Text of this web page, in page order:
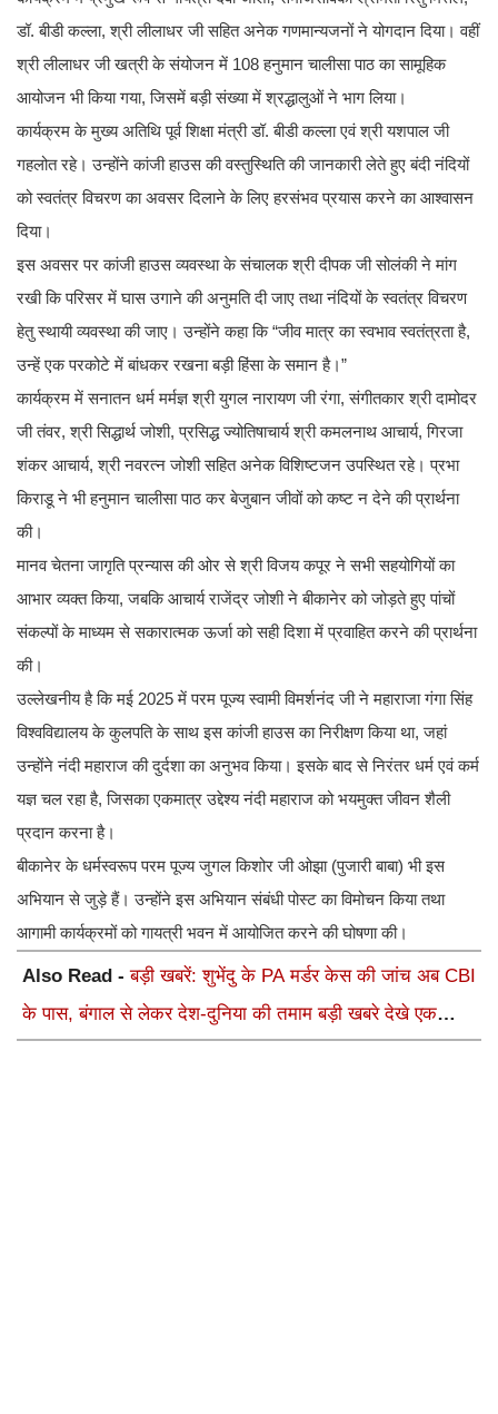
डॉ. बीडी कल्ला, श्री लीलाधर जी सहित अनेक गणमान्यजनों ने योगदान दिया। वहीं
श्री लीलाधर जी खत्री के संयोजन में 108 हनुमान चालीसा पाठ का सामूहिक
आयोजन भी किया गया, जिसमें बड़ी संख्या में श्रद्धालुओं ने भाग लिया।
कार्यक्रम के मुख्य अतिथि पूर्व शिक्षा मंत्री डॉ. बीडी कल्ला एवं श्री यशपाल जी
गहलोत रहे। उन्होंने कांजी हाउस की वस्तुस्थिति की जानकारी लेते हुए बंदी नंदियों
को स्वतंत्र विचरण का अवसर दिलाने के लिए हरसंभव प्रयास करने का आश्वासन
दिया।
इस अवसर पर कांजी हाउस व्यवस्था के संचालक श्री दीपक जी सोलंकी ने मांग
रखी कि परिसर में घास उगाने की अनुमति दी जाए तथा नंदियों के स्वतंत्र विचरण
हेतु स्थायी व्यवस्था की जाए। उन्होंने कहा कि “जीव मात्र का स्वभाव स्वतंत्रता है,
उन्हें एक परकोटे में बांधकर रखना बड़ी हिंसा के समान है।”
कार्यक्रम में सनातन धर्म मर्मज्ञ श्री युगल नारायण जी रंगा, संगीतकार श्री दामोदर
जी तंवर, श्री सिद्धार्थ जोशी, प्रसिद्ध ज्योतिषाचार्य श्री कमलनाथ आचार्य, गिरजा
शंकर आचार्य, श्री नवरत्न जोशी सहित अनेक विशिष्टजन उपस्थित रहे। प्रभा
किराडू ने भी हनुमान चालीसा पाठ कर बेजुबान जीवों को कष्ट न देने की प्रार्थना
की।
मानव चेतना जागृति प्रन्यास की ओर से श्री विजय कपूर ने सभी सहयोगियों का
आभार व्यक्त किया, जबकि आचार्य राजेंद्र जोशी ने बीकानेर को जोड़ते हुए पांचों
संकल्पों के माध्यम से सकारात्मक ऊर्जा को सही दिशा में प्रवाहित करने की प्रार्थना
की।
उल्लेखनीय है कि मई 2025 में परम पूज्य स्वामी विमर्शनंद जी ने महाराजा गंगा सिंह
विश्वविद्यालय के कुलपति के साथ इस कांजी हाउस का निरीक्षण किया था, जहां
उन्होंने नंदी महाराज की दुर्दशा का अनुभव किया। इसके बाद से निरंतर धर्म एवं कर्म
यज्ञ चल रहा है, जिसका एकमात्र उद्देश्य नंदी महाराज को भयमुक्त जीवन शैली
प्रदान करना है।
बीकानेर के धर्मस्वरूप परम पूज्य जुगल किशोर जी ओझा (पुजारी बाबा) भी इस
अभियान से जुड़े हैं। उन्होंने इस अभियान संबंधी पोस्ट का विमोचन किया तथा
आगामी कार्यक्रमों को गायत्री भवन में आयोजित करने की घोषणा की।
Also Read -बड़ी खबरें: शुभेंदु के PA मर्डर केस की जांच अब CBI
के पास, बंगाल से लेकर देश-दुनिया की तमाम बड़ी खबरे देखे एक